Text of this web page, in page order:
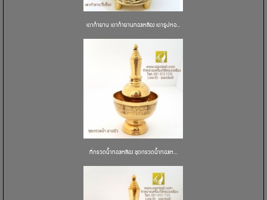
เตากำยาน เตากำยานทองเหลือง เตาธูปหอ...
ที่กรวดน้ำทองเหลือง ชุดกรวดน้ำทองเห...